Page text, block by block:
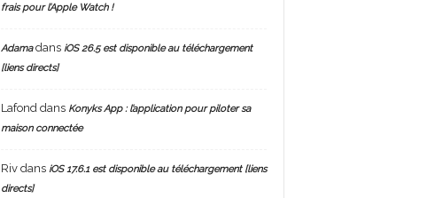
frais pour l’Apple Watch !
Adamadans iOS 26.5 est disponible au téléchargement
[liens directs]
Lafond dans Konyks App : l’application pour piloter sa
maison connectée
Rivdans iOS 17.6.1 est disponible au téléchargement [liens
directs]